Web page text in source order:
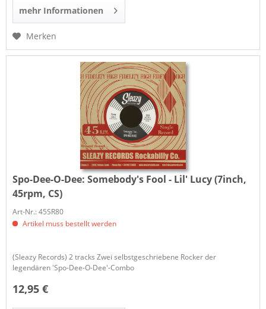
mehr Informationen
Merken
Spo-Dee-O-Dee:Somebody's Fool - Lil' Lucy (7inch,
45rpm, CS)
Art-Nr.: 45SR80
Artikel muss bestellt werden
(Sleazy Records) 2 tracks Zwei selbstgeschriebene Rocker der
legendären 'Spo-Dee-O-Dee'-Combo
12,95 €